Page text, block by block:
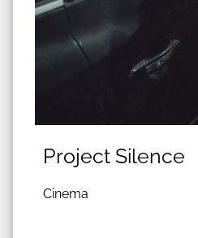
Project Silence
Cinema